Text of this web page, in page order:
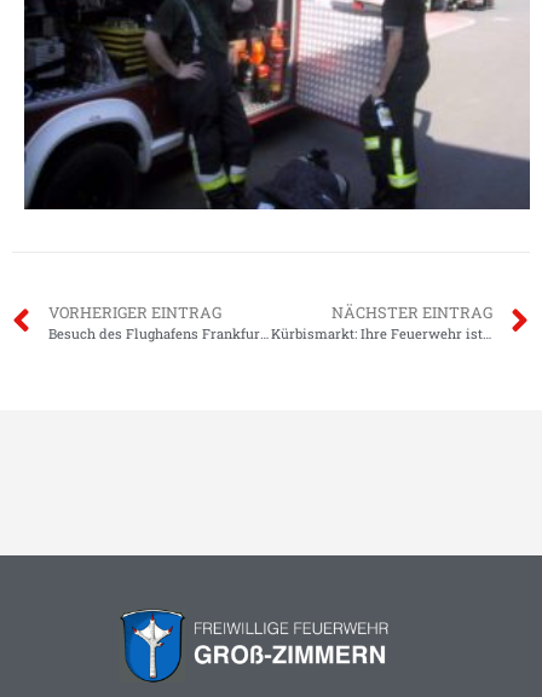
VORHERIGER EINTRAG
Besuch des Flughafens Frankfurt/Main
NÄCHSTER EINTRAG
Kürbismarkt: Ihre Feuerwehr ist dabei!